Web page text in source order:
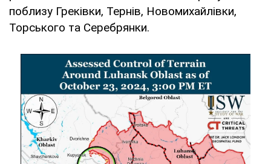
поблизу Греківки, Тернів, Новомихайлівки,
Торського та Серебрянки.